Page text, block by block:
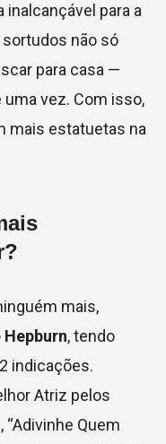
inalcançável para a
não só
para casa —
vez. Com isso,
mais estatuetas na
mais,
, tendo
indicações.
Atriz pelos
“Adivinhe Quem